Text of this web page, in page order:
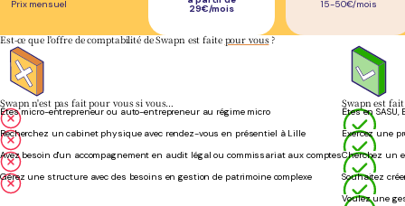
Prix mensuel 29€/mois 15-50€/mois
Est-ce que l'offre de comptabilité de Swapn est faite pour vous?
Swapn n'est pas fait pour vous si vous…
Êtes micro-entrepreneur ou auto-entrepreneur au régime micro
Recherchez un cabinet physique avec rendez-vous en présentiel à Lille
Avez besoin d'un accompagnement en audit légal ou commissariat aux comptes
Gérez une structure avec des besoins en gestion de patrimoine complexe
Swapn est
Êtes en SASU,
Exercez une
Cherchez un
Souhaitez
Voulez une